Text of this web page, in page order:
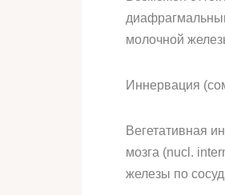
молочной
Иннервация
Вегетативная
мозга (nucl.
железы по